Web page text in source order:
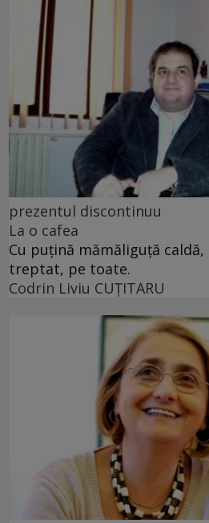
prezentul discontinuu
La o cafea
Cu puţină mămăliguţă
treptat, pe toate.
Codrin Liviu CUŢITARU